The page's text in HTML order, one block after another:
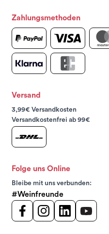
Zahlungsmethoden
Versand
3,99€ Versandkosten
Versandkostenfrei ab 99€
Folge uns Online
Bleibe mit uns verbunden:
#Weinfreunde